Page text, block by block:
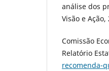
análise dos
Visão e Ação,
Comissão
Relatório
recomenda-